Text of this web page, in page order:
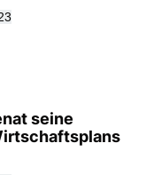
seine